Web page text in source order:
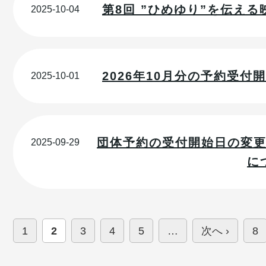
2025-10-04 第8回 ”ひめゆり”を伝える
2025-10-01 2026年10月分の予約受付
2025-09-29
団体予約の受付開始日の変
に
1 2 3 4 5 … 次へ › 8